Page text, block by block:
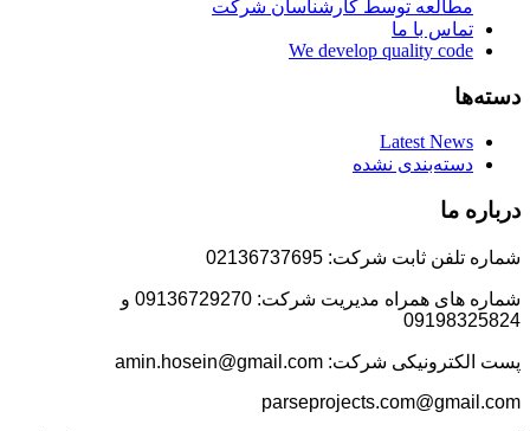
مطالعه توسط کارشناسان شرکت
تماس با ما
We develop quality code
دسته‌ها
Latest News
دسته‌بندی نشده
درباره ما
شماره تلفن ثابت شرکت: 02136737695
شماره های همراه مدیریت شرکت: 09136729270 و
09198325824
پست الکترونیکی شرکت: amin.hosein@gmail.com
parseprojects.com@gmail.com